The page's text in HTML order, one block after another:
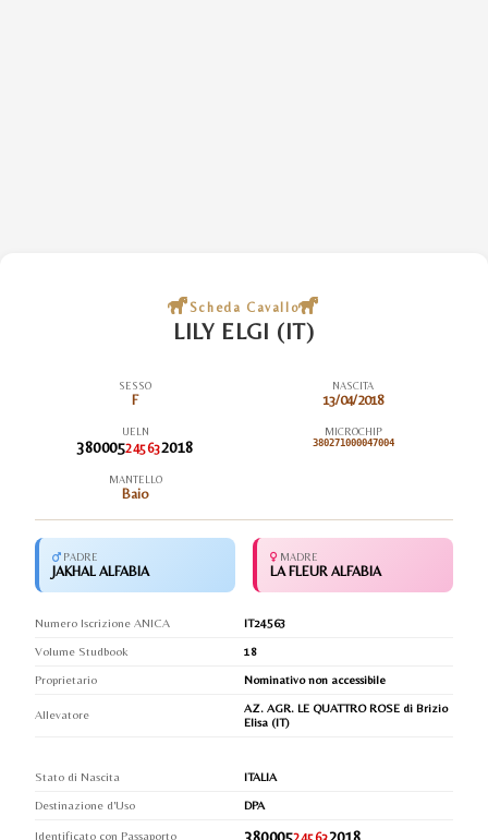
Scheda Cavallo
LILY ELGI (IT)
SESSO
F
NASCITA
13/04/2018
UELN
380005245632018
MICROCHIP
380271000047004
MANTELLO
Baio
PADRE
JAKHAL ALFABIA
MADRE
LA FLEUR ALFABIA
Numero Iscrizione ANICA
IT24563
Volume Studbook
18
Proprietario
Nominativo non accessibile
Allevatore
AZ. AGR. LE QUATTRO ROSE di Brizio
Elisa (IT)
Stato di Nascita
ITALIA
Destinazione d'Uso
DPA
Identificato con Passaporto 380005 2018